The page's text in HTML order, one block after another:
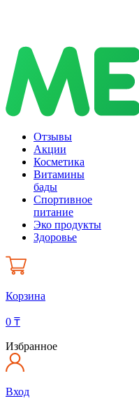
Отзывы
Акции
Косметика
Витамины
бады
Спортивное
питание
Эко продукты
Здоровье
Корзина
0 ₸
Избранное
Вход